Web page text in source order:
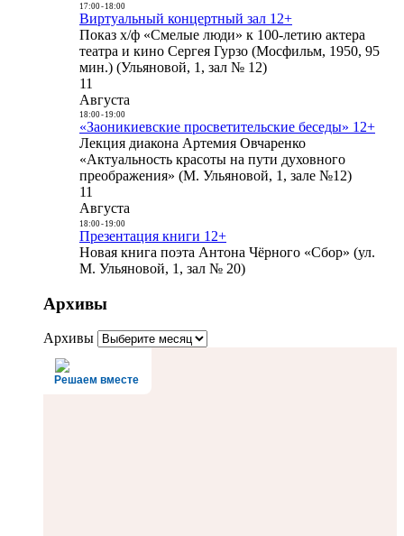
17:00- 18:00
Виртуальный концертный зал 12+
Показ х/ф «Смелые люди» к 100-летию актера
театра и кино Сергея Гурзо (Мосфильм, 1950, 95
мин.) (Ульяновой, 1, зал № 12)
11
Августа
18:00- 19:00
«Заоникиевские просветительские беседы» 12+
Лекция диакона Артемия Овчаренко
«Актуальность красоты на пути духовного
преображения» (М. Ульяновой, 1, зале №12)
11
Августа
18:00- 19:00
Презентация книги 12+
Новая книга поэта Антона Чёрного «Сбор» (ул.
М. Ульяновой, 1, зал № 20)
Архивы
Архивы
Решаем вместе